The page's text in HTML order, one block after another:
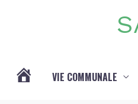
VIE COMMUNALE